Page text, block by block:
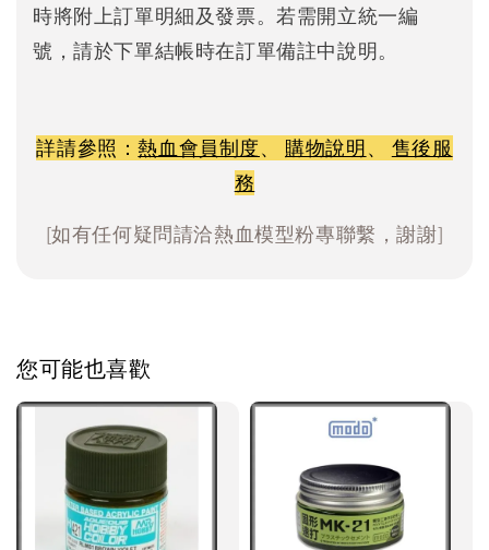
時將附上訂單明細及發票。若需開立統一編
號，請於下單結帳時在訂單備註中說明。
詳請參照：熱血會員制度、 購物說明、 售後服
務
[如有任何疑問請洽熱血模型粉專聯繫，謝謝]
您可能也喜歡